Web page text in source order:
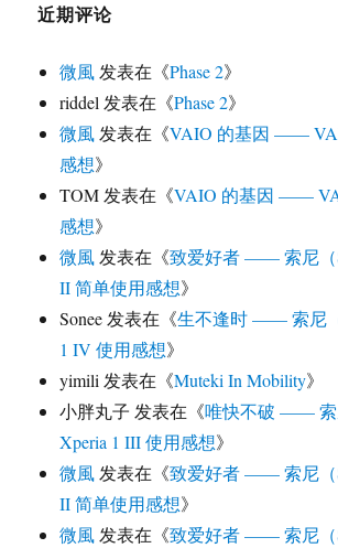
近期评论
微風 发表在《Phase 2》
riddel 发表在《Phase 2》
微風 发表在《VAIO 的基因 ——
感想》
TOM 发表在《VAIO 的基因 ——
感想》
微風 发表在《致爱好者 —— 索尼（
II 简单使用感想》
Sonee 发表在《生不逢时 —— 索尼
1 IV 使用感想》
yimili 发表在《Muteki In Mobility》
小胖丸子 发表在《唯快不破 —— 索
Xperia 1 III 使用感想》
微風 发表在《致爱好者 —— 索尼（
II 简单使用感想》
微風 发表在《致爱好者 —— 索尼（